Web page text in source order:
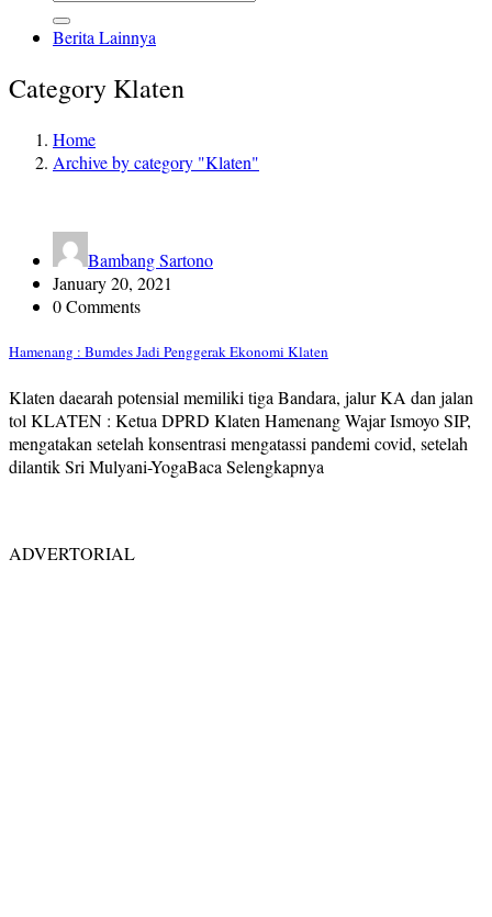
Berita Lainnya
Category Klaten
Home
Archive by category "Klaten"
Bambang Sartono
January 20, 2021
0 Comments
Hamenang : Bumdes Jadi Penggerak Ekonomi Klaten
Klaten daearah potensial memiliki tiga Bandara, jalur KA dan jalan
tol KLATEN : Ketua DPRD Klaten Hamenang Wajar Ismoyo SIP,
mengatakan setelah konsentrasi mengatassi pandemi covid, setelah
dilantik Sri Mulyani-YogaBaca Selengkapnya
ADVERTORIAL